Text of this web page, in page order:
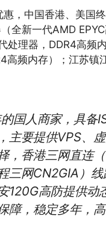
，中国香港、美国
全新一代AMD
处理器，DDR4高频
高频内存）；江苏
国人商家，具备
主要提供VPS、
，香港三网直连
三网CN2GIA）
120G高防提供
障，稳定多年，